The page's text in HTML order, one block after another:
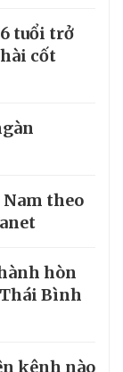
tuổi trở
cốt
Nam theo
hòn
Bình
kênh nào